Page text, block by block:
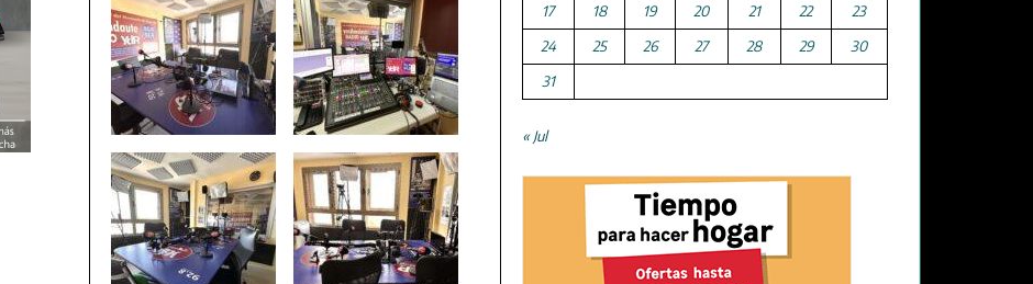
17
18 19 20 21 22
23
24
25 26 27 28 29
30
31
« Jul